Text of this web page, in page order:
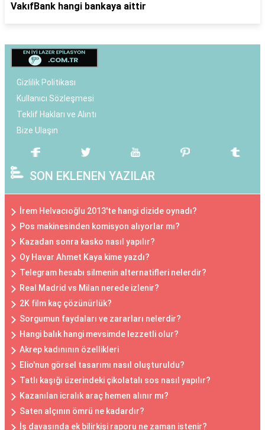
VakıfBank hangi bankaya aittir
Gizlilik Politikası
Kullanıcı Sözleşmesi
Teklif Hakları ve Alıntı
Bize Ulaşın
SON EKLENEN YAZILAR
İrem Helvacıoğlu 2013'te hangi dizide oynadı?
Pos makinesinden komisyon alıyorlar mı?
Kazadan sonra kasko nasıl yapılır?
Oy Havar Ahmet Kaya kime yazdı?
Telegram hesabı silmenin alternatifleri nelerdir?
Real Madrid vs Milan nerede izlenir?
2K film kaç çözünürlük?
Sorgumun faydaları ve zararları nelerdir?
Hangi balık hangi mevsimde lezzetli olur?
Akrep kadınının özellikleri
Elio'nun görsel tasarımı nasıl oluşturuldu?
Tatlı kaşığı üzerindeki çikolatalı sos nasıl yapılır?
Kazanılan icralık araç hemen alınır mı?
Saten alçının ömrü ne kadardır?
İş davasında ek bilirkişi raporu ne zaman istenir?